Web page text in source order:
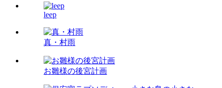
leep
真・村雨
お雛様の後宮計画